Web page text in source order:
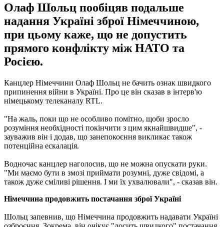
Олаф Шольц пообіцяв подальше
надання Україні зброї Німеччиною,
при цьому каже, що не допустить
прямого конфлікту між НАТО та
Росією.
Канцлер Німеччини Олаф Шольц не бачить ознак швидкого
припинення війни в Україні. Про це він сказав в інтерв'ю
німецькому телеканалу RTL.
"На жаль, поки що не особливо помітно, щоби зросло
розуміння необхідності покінчити з цим якнайшвидше", -
зауважив він і додав, що занепокоєння викликає також
потенційна ескалація.
Водночас канцлер наголосив, що не можна опускати руки.
"Ми маємо бути в змозі приймати розумні, дуже свідомі, а
також дуже сміливі рішення. І ми їх ухвалювали", - сказав він.
Німеччина продовжить постачання зброї Україні
Шольц запевнив, що Німеччина продовжить надавати Україні